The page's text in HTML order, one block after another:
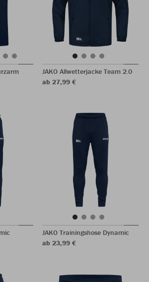
JAKO Allwetterjacke Team 2.0
ab 27,99 €
JAKO Trainingshose Dynamic
ab 23,99 €